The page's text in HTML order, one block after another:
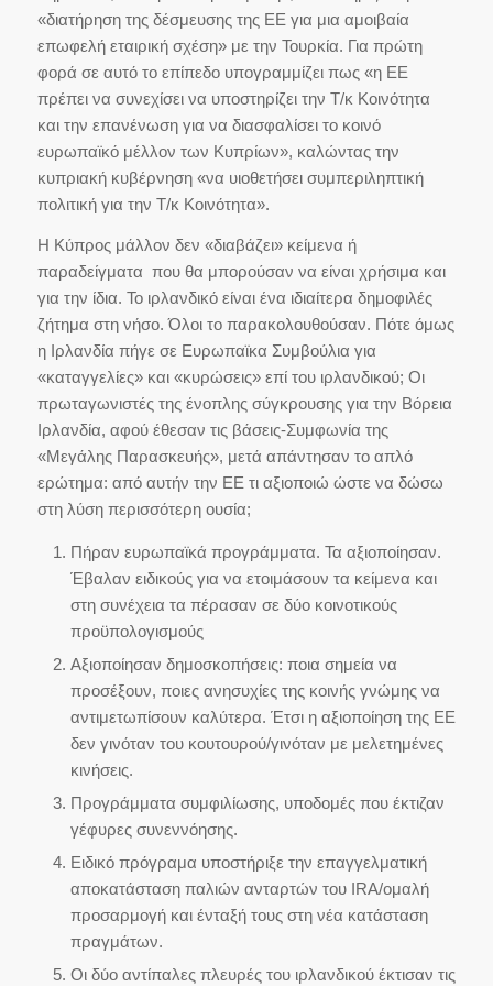
«διατήρηση της δέσμευσης της ΕΕ για μια αμοιβαία
επωφελή εταιρική σχέση» με την Τουρκία. Για πρώτη
φορά σε αυτό το επίπεδο υπογραμμίζει πως «η ΕΕ
πρέπει να συνεχίσει να υποστηρίζει την Τ/κ Κοινότητα
και την επανένωση για να διασφαλίσει το κοινό
ευρωπαϊκό μέλλον των Κυπρίων», καλώντας την
κυπριακή κυβέρνηση «να υιοθετήσει συμπεριληπτική
πολιτική για την Τ/κ Κοινότητα».
Η Κύπρος μάλλον δεν «διαβάζει» κείμενα ή
παραδείγματα που θα μπορούσαν να είναι χρήσιμα και
για την ίδια. Το ιρλανδικό είναι ένα ιδιαίτερα δημοφιλές
ζήτημα στη νήσο. Όλοι το παρακολουθούσαν. Πότε όμως
η Ιρλανδία πήγε σε Eυρωπαϊκα Συμβούλια για
«καταγγελίες» και «κυρώσεις» επί του ιρλανδικού; Οι
πρωταγωνιστές της ένοπλης σύγκρουσης για την Βόρεια
Ιρλανδία, αφού έθεσαν τις βάσεις-Συμφωνία της
«Μεγάλης Παρασκευής», μετά απάντησαν το απλό
ερώτημα: από αυτήν την ΕΕ τι αξιοποιώ ώστε να δώσω
στη λύση περισσότερη ουσία;
Πήραν ευρωπαϊκά προγράμματα. Τα αξιοποίησαν.
Έβαλαν ειδικούς για να ετοιμάσουν τα κείμενα και
στη συνέχεια τα πέρασαν σε δύο κοινοτικούς
προϋπολογισμούς
Αξιοποίησαν δημοσκοπήσεις: ποια σημεία να
προσέξουν, ποιες ανησυχίες της κοινής γνώμης να
αντιμετωπίσουν καλύτερα. Έτσι η αξιοποίηση της ΕΕ
δεν γινόταν του κουτουρού/γινόταν με μελετημένες
κινήσεις.
Προγράμματα συμφιλίωσης, υποδομές που έκτιζαν
γέφυρες συνεννόησης.
Ειδικό πρόγραμα υποστήριξε την επαγγελματική
αποκατάσταση παλιών ανταρτών του IRA/ομαλή
προσαρμογή και ένταξή τους στη νέα κατάσταση
πραγμάτων.
Οι δύο αντίπαλες πλευρές του ιρλανδικού έκτισαν τις